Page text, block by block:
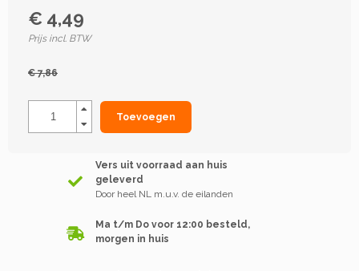
€ 4,49
Prijs incl. BTW
€ 7,86
Toevoegen
Vers uit voorraad aan huis
geleverd
Door heel NL m.u.v. de eilanden
Ma t/m Do voor 12:00 besteld,
morgen in huis